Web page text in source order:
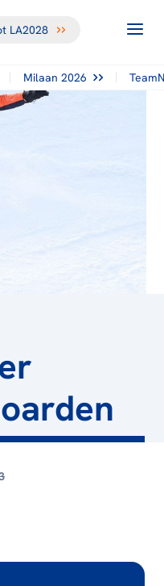
LA2028
Milaan 2026